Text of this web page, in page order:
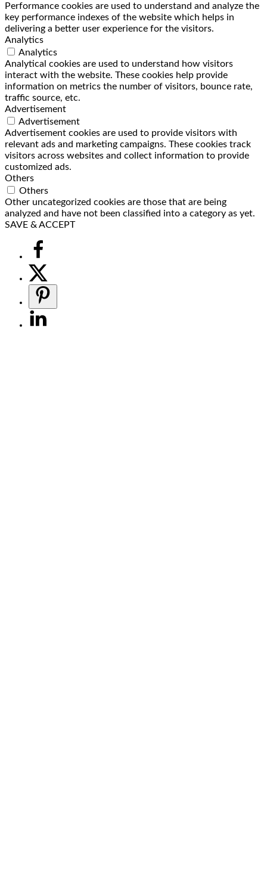
Performance cookies are used to understand and analyze the
key performance indexes of the website which helps in
delivering a better user experience for the visitors.
Analytics
Analytics
Analytical cookies are used to understand how visitors
interact with the website. These cookies help provide
information on metrics the number of visitors, bounce rate,
traffic source, etc.
Advertisement
Advertisement
Advertisement cookies are used to provide visitors with
relevant ads and marketing campaigns. These cookies track
visitors across websites and collect information to provide
customized ads.
Others
Others
Other uncategorized cookies are those that are being
analyzed and have not been classified into a category as yet.
SAVE & ACCEPT